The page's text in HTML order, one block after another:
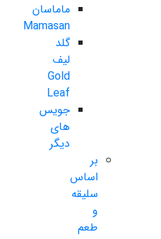
ماماسان
Mamasan
گلد
لیف
Gold
Leaf
جویس
های
دیگر
بر
اساس
سلیقه
و
طعم